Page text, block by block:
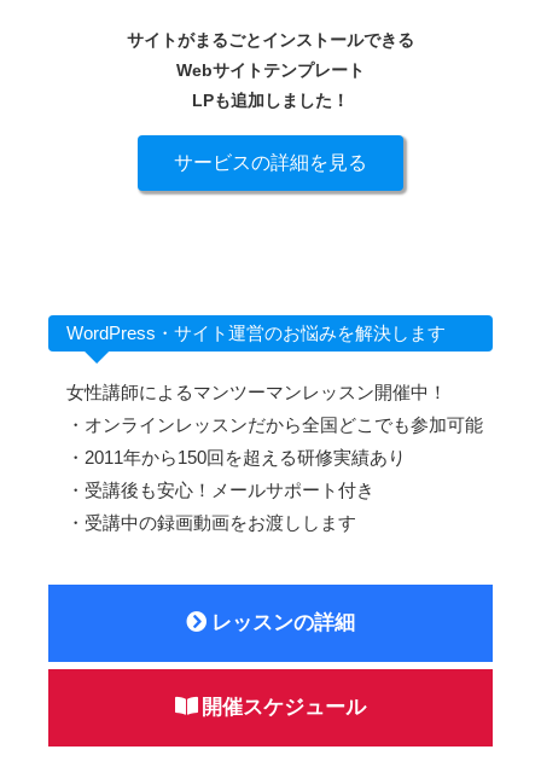
サイトがまるごとインストールできる
Webサイトテンプレート
LPも追加しました！
サービスの詳細を見る
WordPress・サイト運営のお悩みを解決します
女性講師によるマンツーマンレッスン開催中！
・オンラインレッスンだから全国どこでも参加可能
・2011年から150回を超える研修実績あり
・受講後も安心！メールサポート付き
・受講中の録画動画をお渡しします
レッスンの詳細
開催スケジュール